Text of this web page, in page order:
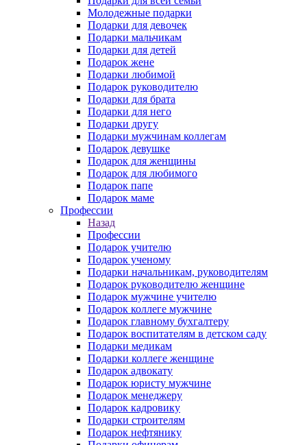
Молодежные подарки
Подарки для девочек
Подарки мальчикам
Подарки для детей
Подарок жене
Подарки любимой
Подарок руководителю
Подарки для брата
Подарки для него
Подарки другу
Подарки мужчинам коллегам
Подарок девушке
Подарок для женщины
Подарок для любимого
Подарок папе
Подарок маме
Профессии
Назад
Профессии
Подарок учителю
Подарок ученому
Подарки начальникам, руководителям
Подарок руководителю женщине
Подарок мужчине учителю
Подарок коллеге мужчине
Подарок главному бухгалтеру
Подарок воспитателям в детском саду
Подарки медикам
Подарки коллеге женщине
Подарок адвокату
Подарок юристу мужчине
Подарок менеджеру
Подарок кадровику
Подарки строителям
Подарок нефтянику